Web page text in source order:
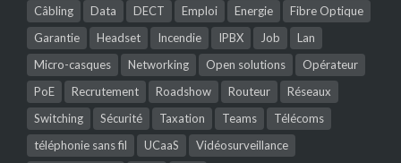
Câbling
Data DECT Emploi Energie
Fibre Optique
Garantie
Headset Incendie IPBX Job
Lan
Micro-casques
Networking Open solutions
Opérateur
PoE
Recrutement Roadshow Routeur
Réseaux
Switching
Sécurité Taxation Teams
Télécoms
téléphonie sans fil
UCaaS
Vidéosurveillance